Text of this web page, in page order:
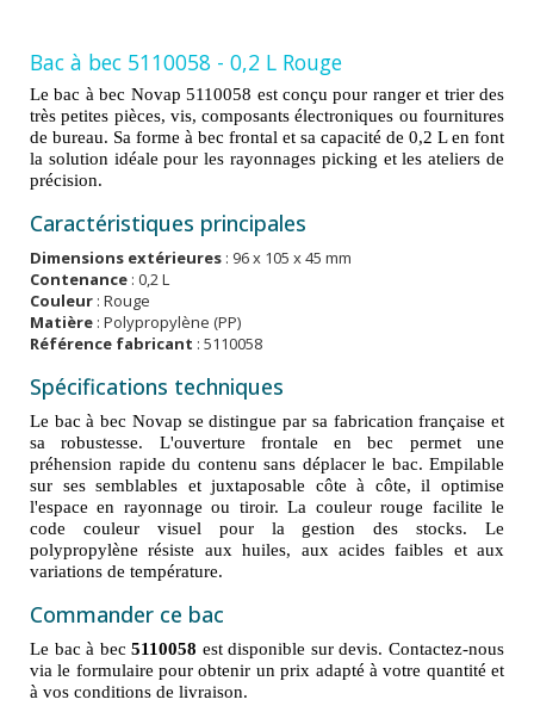
Bac à bec 5110058 - 0,2 L Rouge
Le bac à bec Novap 5110058 est conçu pour ranger et trier des
très petites pièces, vis, composants électroniques ou fournitures
de bureau. Sa forme à bec frontal et sa capacité de 0,2 L en font
la solution idéale pour les rayonnages picking et les ateliers de
précision.
Caractéristiques principales
Dimensions extérieures : 96 x 105 x 45 mm
Contenance : 0,2 L
Couleur : Rouge
Matière : Polypropylène (PP)
Référence fabricant : 5110058
Spécifications techniques
Le bac à bec Novap se distingue par sa fabrication française et
sa robustesse. L'ouverture frontale en bec permet une
préhension rapide du contenu sans déplacer le bac. Empilable
sur ses semblables et juxtaposable côte à côte, il optimise
l'espace en rayonnage ou tiroir. La couleur rouge facilite le
code couleur visuel pour la gestion des stocks. Le
polypropylène résiste aux huiles, aux acides faibles et aux
variations de température.
Commander ce bac
Le bac à bec5110058 est disponible sur devis. Contactez-nous
via le formulaire pour obtenir un prix adapté à votre quantité et
à vos conditions de livraison.